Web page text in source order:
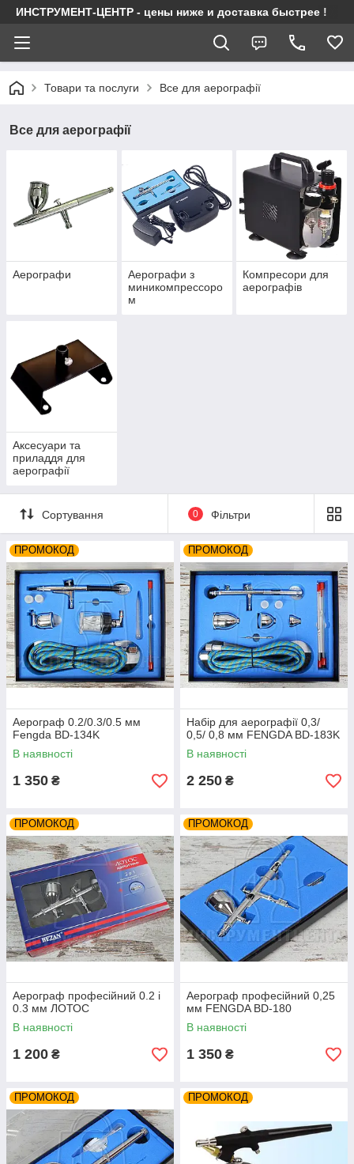
ИНСТРУМЕНТ-ЦЕНТР - цены ниже и доставка быстрее !
Товари та послуги Все для аерографії
Все для аерографії
Аерографи
Аерографи з
миникомпрессоро
м
Компресори для
аерографів
Аксесуари та
приладдя для
аерографії
Сортування 0 Фільтри
ПРОМОКОД
Аерограф 0.2/0.3/0.5 мм
Fengda BD-134K
В наявності
1 350 ₴
ПРОМОКОД
Набір для аерографії 0,3/
0,5/ 0,8 мм FENGDA BD-183K
В наявності
2 250 ₴
ПРОМОКОД
Аерограф професійний 0.2 і
0.3 мм ЛОТОС
В наявності
1 200 ₴
ПРОМОКОД
Аерограф професійний 0,25
мм FENGDA BD-180
В наявності
1 350 ₴
ПРОМОКОД ПРОМОКОД